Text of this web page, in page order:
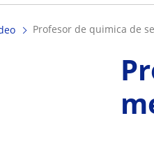
profesor de quimica de